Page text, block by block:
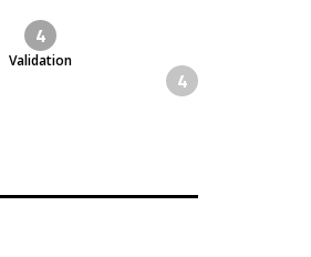
4
Validation
4